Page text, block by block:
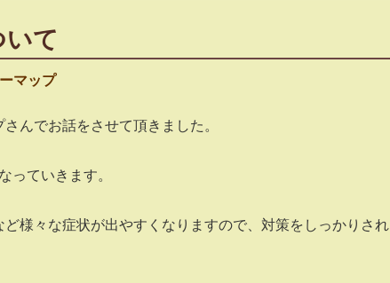
て
マップ
んでお話をさせて頂きました。
っていきます。
様々な症状が出やすくなりますので、対策をしっかりされ